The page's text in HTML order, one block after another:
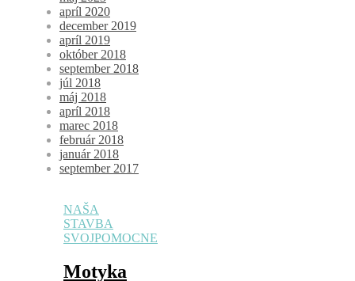
apríl 2020
december 2019
apríl 2019
október 2018
september 2018
júl 2018
máj 2018
apríl 2018
marec 2018
február 2018
január 2018
september 2017
NAŠA
STAVBA
SVOJPOMOCNE
Motyka